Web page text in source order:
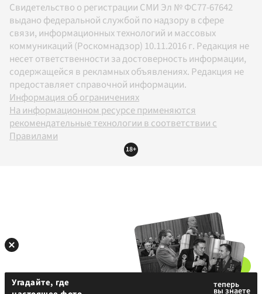
Свидетельство о регистрации СМИ Эл № ФС77-67642
выдано федеральной службой по надзору в сфере
связи, информационных технологий и массовых
коммуникаций (Роскомнадзор) 10.11.2016 г. Редакция не
несет ответственности за достоверность информации,
содержащейся в рекламных объявлениях. Редакция не
предоставляет справочной информации.
Информация об ограничениях
На информационном ресурсе применяются
рекомендательные технологии в соответствии с
Правилами
18+
Угадайте, где